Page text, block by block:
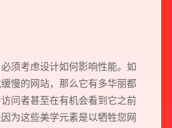
须考虑设计如何影响性能。如
慢的网站，那么它有多华丽都
问者甚至在有机会看到它之前
为这些美学元素是以牺牲您网